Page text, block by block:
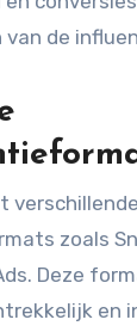
van de
zoals
Deze
en